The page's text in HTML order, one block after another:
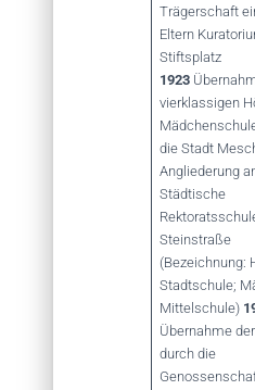
Trägerschaft
Eltern
Stiftsplatz
1923
vierklassigen
die Stadt
Angliederung
Städtische
Steinstraße
(Bezeichnung:
Stadtschule;
Mittelschule)
Übernahme
durch die